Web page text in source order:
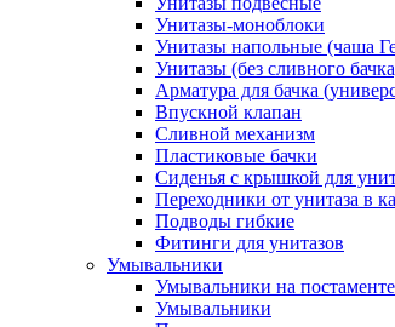
Унитазы-моноблоки
Унитазы напольные (чаша
Унитазы (без сливного
Арматура для бачка
Впускной клапан
Сливной механизм
Пластиковые бачки
Сиденья с крышкой для
Переходники от унитаза в
Подводы гибкие
Фитинги для унитазов
Умывальники
Умывальники на постаменте
Умывальники